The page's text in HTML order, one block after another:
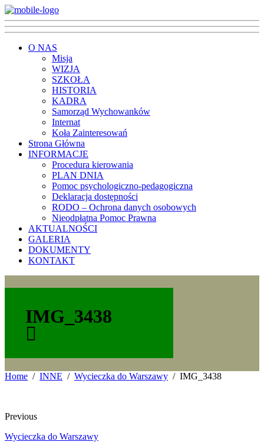
O NAS
Misja
WIZJA
SZKOŁA
HISTORIA
KADRA
Samorząd Wychowanków
Internat
Koła Zainteresowań
Strona Główna
INFORMACJE
Procedura kierowania
PLAN DNIA
Pomoc psychologiczno-pedagogiczna
Deklaracja dostępności
RODO – Ochrona danych osobowych
Nieodpłatna Pomoc Prawna
AKTUALNOŚCI
GALERIA
DOKUMENTY
KONTAKT
IMG_3438
Home INNE Wycieczka do Warszawy IMG_3438
Previous
Wycieczka do Warszawy